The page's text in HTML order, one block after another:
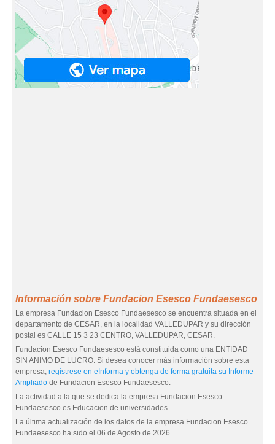
Información sobre Fundacion Esesco Fundaesesco
La empresa Fundacion Esesco Fundaesesco se encuentra situada en el
departamento de CESAR, en la localidad VALLEDUPAR y su dirección
postal es CALLE 15 3 23 CENTRO, VALLEDUPAR, CESAR.
Fundacion Esesco Fundaesesco está constituida como una ENTIDAD
SIN ANIMO DE LUCRO. Si desea conocer más información sobre esta
empresa, regístrese en eInforma y obtenga de forma gratuita su Informe
Ampliado de Fundacion Esesco Fundaesesco.
La actividad a la que se dedica la empresa Fundacion Esesco
Fundaesesco es Educacion de universidades.
La última actualización de los datos de la empresa Fundacion Esesco
Fundaesesco ha sido el 06 de Agosto de 2026.